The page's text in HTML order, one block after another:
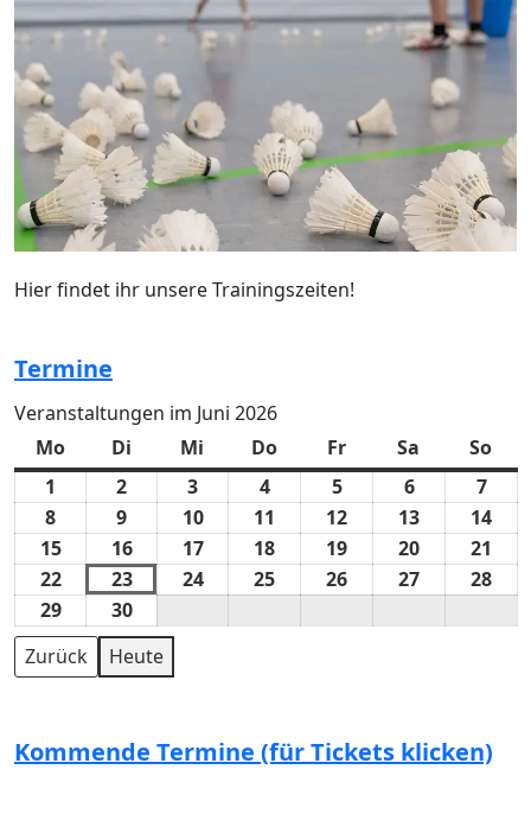
Hier findet ihr unsere Trainingszeiten!
Termine
Veranstaltungen im Juni 2026
Mo
Di Mi Do Fr Sa
So
1
2 3 4 5 6
7
8
9 10 11 12 13
14
15
16 17 18 19 20
21
22
23 24 25 26 27
28
29
30
Zurück
Heute
Kommende Termine (für Tickets klicken)